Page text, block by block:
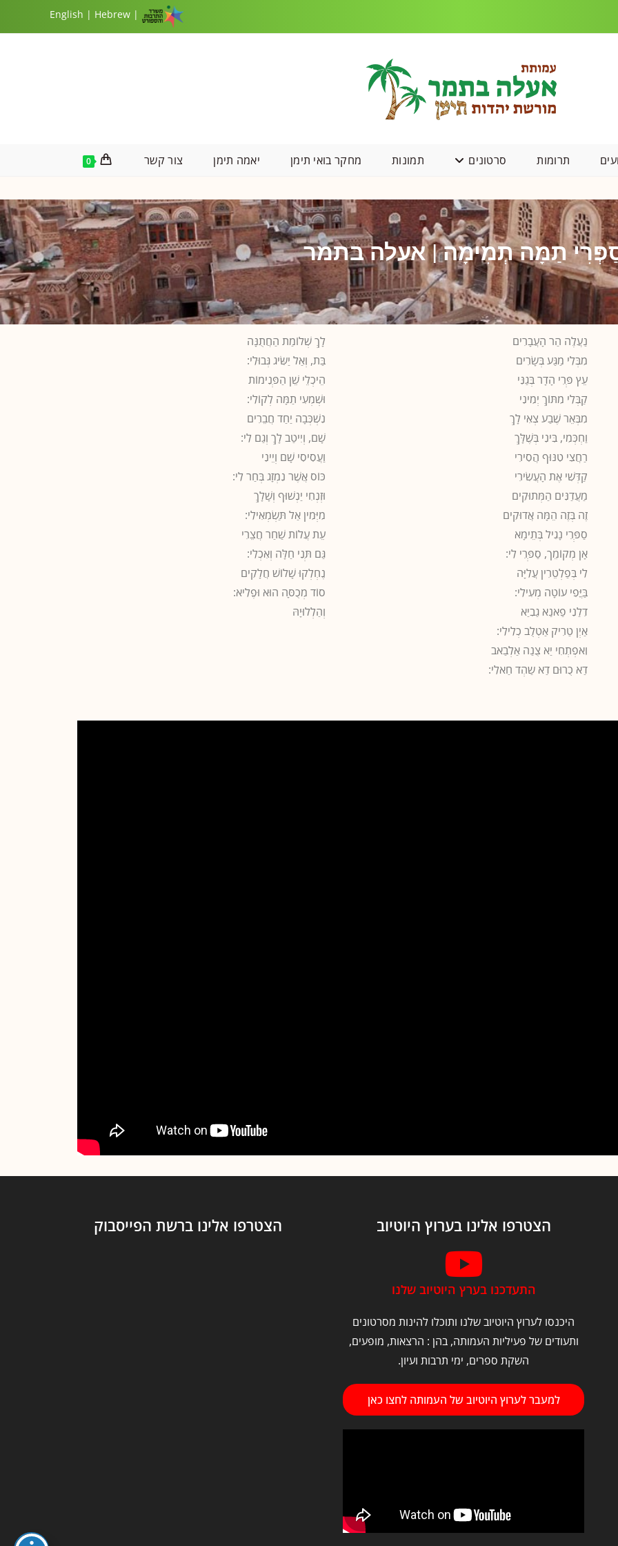
| English
| Hebrew
תרומות סרטונים תמונות מחקר בואי תימן יאמה תימן צור קשר 0
תַמָּה תְמִימָה | אעלה בתמר
נַעֲלֶה הַר הָעֲבָרִים
מִבְּלִי מַגַּע בְּשָׂרִים
עֵץ פְּרִי הָדָר בְּגַנִּי
קַבְּלִי מִתּוֹךְ יְמִינִי
מִבְּאֵר שֶׁבַע צְאִי לָךְ
וַחְכְּמִי, בִּינִי בְּשֶׁלָּךְ
רַחֲצִי טִנּוּף הֲסִירִי
קַדְּשִׁי אֶת הָעֲשִׂירִי
מַעֲדַנִּים הַמְּתוּקִים
זֶה בְּזֶה הֵמָּה אֲדוּקִים
סַפְּרִי נָגִיל בְּתֵימָא
אָן מְקוֹמֵך, סַפְּרִי לִי:
לִי בְּפַלְטֵרִין עֲלִיָּה
בַּיֳּפִי עוֹטָה מְעִילִי:
דִלַנִי פַאנַא גַבִיַא
אַיְן טַרִיק אַטְלֻב כְלִילִי:
וִאפְתְחִי יַא צֻנַה אַלְבַאב
דַא כֻרוּם דַא שַהְד חַאלִי:
לָךְ שְׁלוֹמַת הַחֲתֻנָּה
בַּת, וְאַל יַשִּׂיג גְּבוּלִי:
הֵיכְלֵי שֵׁן הַפְּנִימוֹת
וּשְׁמְעִי תַמָּה לְקוֹלִי:
נִשְׁכְּבָה יַחַד חֲבֵרִים
שָׁם, וְיִיטַב לָךְ וְגַם לִי:
וַעֲסִיסִי שָׁם וְיֵינִי
כּוֹס אֲשֶׁר נִמְזָג בְּחַר לִי:
וּזְנְחִי יַנְשׁוּף וְשָׁלָךְ
מִיְּמִין אַל תַּשְׂמְאִילִי:
עֵת עֲלוֹת שַׁחַר חֲצֵרִי
גַּם תְּנִי חַלָּה וְאִכְלִי:
נֶחְלְקוּ שָׁלוֹשׁ חֲלָקִים
סוֹד מְכֻסָּה הוּא וּפֶלִיא:
וְהַלְלוּיָהּ
הצטרפו אלינו בערוץ היוטיוב
התעדכנו בערץ היוטיוב שלנו
היכנסו לערוץ היוטיוב שלנו ותוכלו להינות מסרטונים
ותעודים של פעיליות העמותה, בהן : הרצאות, מופעים,
השקת ספרים, ימי תרבות ועיון.
למעבר לערוץ היוטיוב של העמותה לחצו כאן
הצטרפו אלינו ברשת הפייסבוק